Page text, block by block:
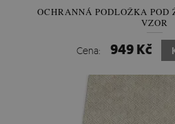
OCHRANNÁ PODLOŽKA
VZOR
Cena: 949 Kč